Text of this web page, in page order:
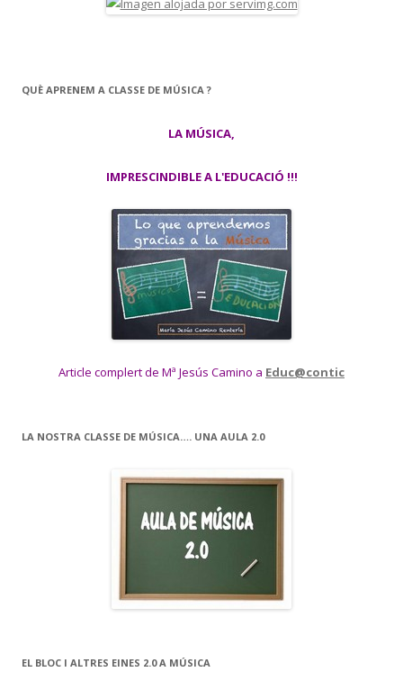
QUÈ APRENEM A CLASSE DE MÚSICA ?
LA MÚSICA,
IMPRESCINDIBLE A L'EDUCACIÓ !!!
Article complert de Mª Jesús Camino a Educ@contic
LA NOSTRA CLASSE DE MÚSICA…. UNA AULA 2.0
EL BLOC I ALTRES EINES 2.0 A MÚSICA